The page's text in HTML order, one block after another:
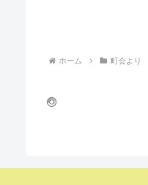
ホーム 町会より